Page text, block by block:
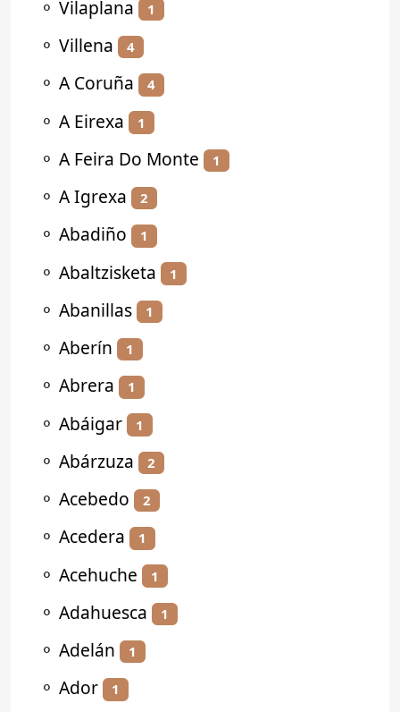
⚬ Vilaplana 1
⚬ Villena 4
⚬ A Coruña 4
⚬ A Eirexa 1
⚬ A Feira Do Monte 1
⚬ A Igrexa 2
⚬ Abadiño 1
⚬ Abaltzisketa 1
⚬ Abanillas 1
⚬ Aberín 1
⚬ Abrera 1
⚬ Abáigar 1
⚬ Abárzuza 2
⚬ Acebedo 2
⚬ Acedera 1
⚬ Acehuche 1
⚬ Adahuesca 1
⚬ Adelán 1
⚬ Ador 1